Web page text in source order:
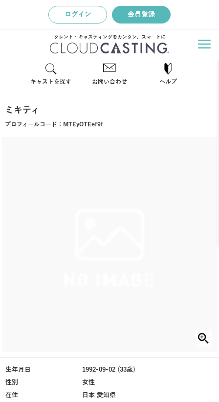
ログイン 会員登録
タレント・キャスティングをカンタン、スマートに
キャストを探す お問い合わせ ヘルプ
ミキティ
プロフィールコード： MTEyOTEef9f
生年月日
1992-09-02 (33歳)
性別
女性
在住
日本 愛知県